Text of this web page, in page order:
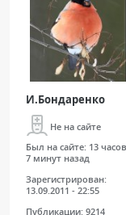
Публикации
Видео
Журнал
И.Бондаренко
Не на сайте
Был на сайте: 13 часов
7 минут назад
Зарегистрирован:
13.09.2011 - 22:55
Публикации: 9214